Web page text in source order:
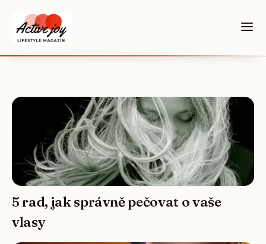
5 rad, jak správně pečovat o vaše
vlasy